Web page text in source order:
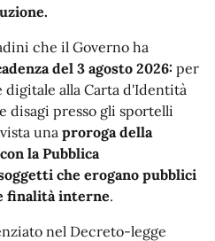
che il Governo ha
del 3 agosto 2026: per
alla Carta d'Identità
disagi presso gli sportelli
una proroga della
la Pubblica
che erogano pubblici
finalità interne.
nel Decreto-legge